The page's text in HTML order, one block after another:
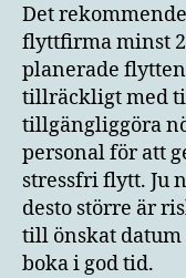
Det
flyttfirma minst
planerade
tillräckligt med
tillgängliggöra
personal för att
stressfri flytt. Ju
desto större är
till önskat datum
boka i god tid.